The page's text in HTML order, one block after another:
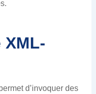
XML-
d’invoquer des